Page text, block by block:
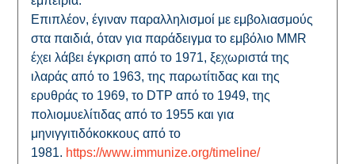
Επιπλέον, έγιναν παραλληλισμοί με εμβολιασμούς
στα παιδιά, όταν για παράδειγμα το εμβόλιο MMR
έχει λάβει έγκριση από το 1971, ξεχωριστά της
ιλαράς από το 1963, της παρωτίτιδας και της
ερυθράς το 1969, το DTP από το 1949, της
πολιομυελίτιδας από το 1955 και για
μηνιγγιτιδόκοκκους από το
1981. https://www.immunize.org/timeline/